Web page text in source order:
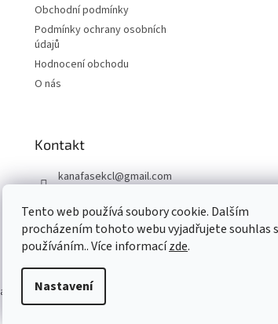
Tento web používá soubory cookie. Dalším
procházením tohoto webu vyjadřujete souhlas
používáním.. Více informacízde.
Nastavení
Obchodní podmínky
Podmínky ochrany osobních
údajů
Hodnocení obchodu
O nás
Kontakt
kanafasekcl@gmail.com
Kanafásek-CL
práva vyhrazena.